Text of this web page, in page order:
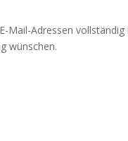
Mail-Adressen vollständig
wünschen.